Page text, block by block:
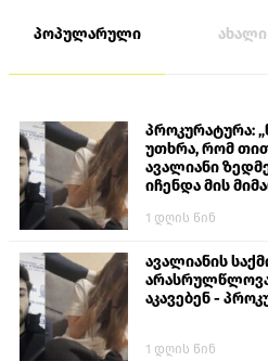
პოპულარული ახალი
პროკურატურა:
უთხრა, რომ
ავალიანი
იჩენდა მის
თავს დასხმოდა
1 დღის წინ
ავალიანის
აკავებენ -
1 დღის წინ